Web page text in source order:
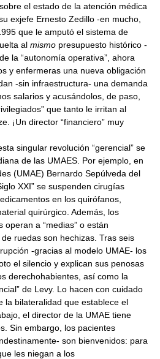
el estado de la atención médica
exjefe Ernesto Zedillo -en mucho,
que le amputó el sistema de
al mismo presupuesto histórico -
la “autonomía operativa”, ahora
y enfermeras una nueva obligación
-sin infraestructura- una demanda
salarios y acusándolos, de paso,
que tanto le irritan al
¡Un director “financiero” muy
singular revolución “gerencial” se
de las UMAES. Por ejemplo, en
(UMAE) Bernardo Sepúlveda del
XXI” se suspenden cirugías
en los quirófanos,
quirúrgico. Además, los
operan a “medias” o están
ruedas son hechizas. Tras seis
-gracias al modelo UMAE- los
el silencio y explican sus penosas
derechohabientes, así como la
de Levy. Lo hacen con cuidado
la bilateralidad que establece el
el director de la UMAE tiene
Sin embargo, los pacientes
son bienvenidos: para
les niegan a los